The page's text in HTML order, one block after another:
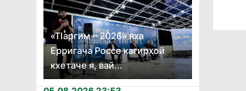
«Тӏаргим – 2026» яха
Ерригача Россе кагирхой
кхетаче я, вай...